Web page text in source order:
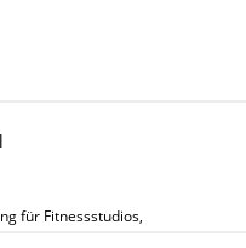
für Fitnessstudios,